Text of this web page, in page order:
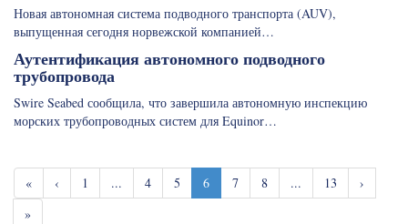
Новая автономная система подводного транспорта (AUV),
выпущенная сегодня норвежской компанией…
Аутентификация автономного подводного
трубопровода
Swire Seabed сообщила, что завершила автономную инспекцию
морских трубопроводных систем для Equinor…
« ‹ 1 ... 4 5 6 7 8 ... 13
›
»